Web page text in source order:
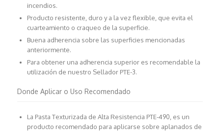
incendios.
Producto resistente, duro y a la vez flexible, que evita el
cuarteamiento o craqueo de la superficie.
Buena adherencia sobre las superficies mencionadas
anteriormente.
Para obtener una adherencia superior es recomendable la
utilización de nuestro Sellador PTE-3.
Donde Aplicar o Uso Recomendado
La Pasta Texturizada de Alta Resistencia PTE-490, es un
producto recomendado para aplicarse sobre aplanados de